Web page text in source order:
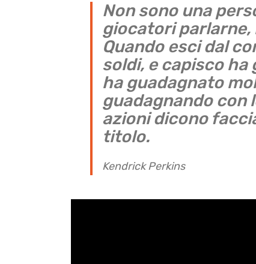
Non sono una
giocatori parlarne,
Quando esci dal
soldi, e capisco
ha guadagnato
guadagnando con
azioni dicono
titolo.
Kendrick Perkins